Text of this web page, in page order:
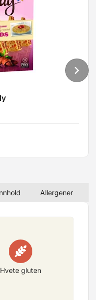
Allergener
Hvete gluten